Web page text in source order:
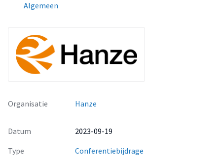
Algemeen
Organisatie Hanze
Datum
2023-09-19
Type
Conferentiebijdrage